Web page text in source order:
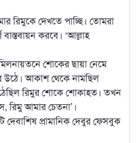
রিমুকে দেখতে পাচ্ছি। তোমরা
করবে। ‘আল্লাহ
শোকের ছায়া নেমে
আকাশ থেকে নামছিল
রিমুর শোকে শোকাহত। তখন
রিমু আমার চেতনা’।
দেবাশিষ প্রামানিক দেবুর ফেসবুক